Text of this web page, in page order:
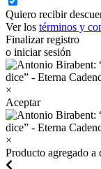
Quiero recibir
Ver los términos y
Finalizar registro
o iniciar sesión
×
Aceptar
×
Producto agregado a